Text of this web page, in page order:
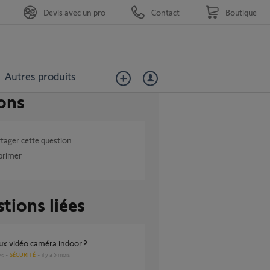
Autres produits
Devis avec un pro Contact Boutique
cette question
liées
vidéo caméra indoor ?
SÉCURITÉ il y a 5 mois